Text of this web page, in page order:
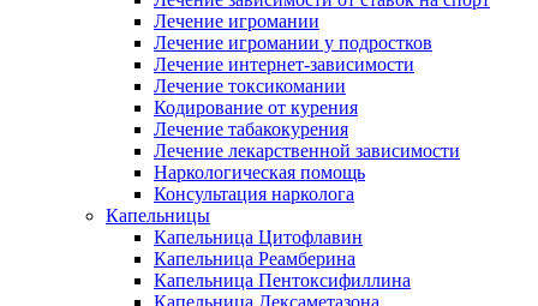
Лечение игромании
Лечение игромании у подростков
Лечение интернет-зависимости
Лечение токсикомании
Кодирование от курения
Лечение табакокурения
Лечение лекарственной зависимости
Наркологическая помощь
Консультация нарколога
Капельницы
Капельница Цитофлавин
Капельница Реамберина
Капельница Пентоксифиллина
Капельница Дексаметазона